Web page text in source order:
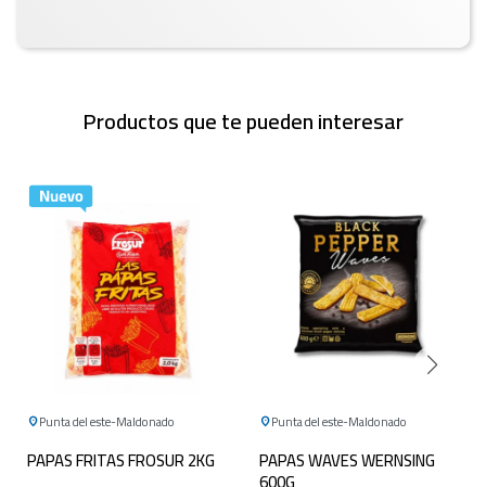
Productos que te pueden interesar
Punta del este Maldonado
PAPAS FRITAS FROSUR 2KG
Punta del este Maldonado
PAPAS WAVES WERNSING